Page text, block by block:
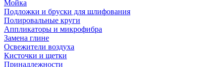
Мойка
Подложки и бруски для шлифования
Полировальные круги
Аппликаторы и микрофибра
Замена глине
Освежители воздуха
Кисточки и щетки
Принадлежности